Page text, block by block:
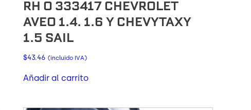
RH O 333417 CHEVROLET
AVEO 1.4. 1.6 Y CHEVYTAXY
1.5 SAIL
$43.46 (incluido IVA)
Añadir al carrito